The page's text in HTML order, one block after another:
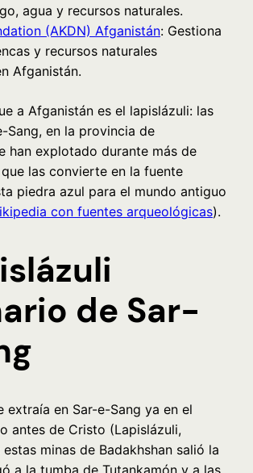
agua y recursos naturales.
(AKDN) Afganistán: Gestiona
y recursos naturales
Afganistán.
a Afganistán es el lapislázuli: las
Sang, en la provincia de
han explotado durante más de
las convierte en la fuente
piedra azul para el mundo antiguo
con fuentes arqueológicas).
de Sar-
extraía en Sar-e-Sang ya en el
antes de Cristo (Lapislázuli,
minas de Badakhshan salió la
a la tumba de Tutankamón y a las